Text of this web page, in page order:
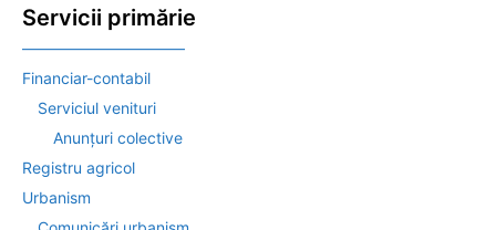
Servicii primărie
——————————–
Financiar-contabil
Serviciul venituri
Anunțuri colective
Registru agricol
Urbanism